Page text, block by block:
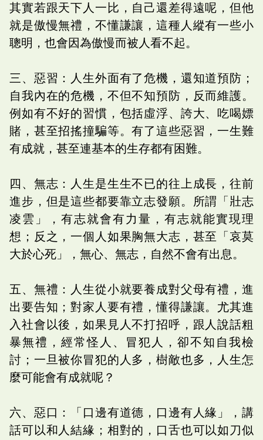
其實若跟天下人一比，自己還差得遠呢，但他
就是傲慢無禮，不懂謙讓，這種人縱有一些小
聰明，也會因為傲慢而被人看不起。
三、惡習：人生外面有了危機，還知道預防；
自我內在的危機，不但不知預防，反而維護。
例如有不好的習慣，包括虛浮、誇大、吃喝嫖
賭，甚至招搖撞騙等。有了這些惡習，一生難
有成就，甚至連基本的生存都有困難。
四、無志：人生是生生不已的往上成長，往前
進步，但是這些都要靠立志發願。所謂「壯志
凌雲」，有志就會有力量，有志就能實現理
想；反之，一個人如果胸無大志，甚至「哀莫
大於心死」，無心、無志，自然不會有出息。
五、無禮：人生從小就要養成對父母有禮，進
出要告知；對家人要有禮，懂得謙讓。尤其進
入社會以後，如果見人不打招呼，跟人說話粗
暴無禮，經常怪人、冒犯人，卻不知自我檢
討；一旦被你冒犯的人多，樹敵也多，人生怎
麼可能會有成就呢？
六、惡口：「口邊有道德，口邊有人緣」，講
話可以和人結緣；相對的，口舌也可以如刀似